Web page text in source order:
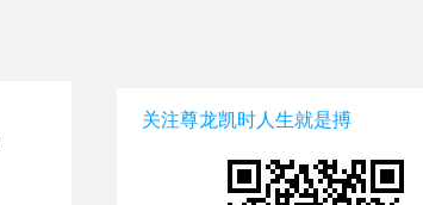
关注尊龙凯时人生就是搏